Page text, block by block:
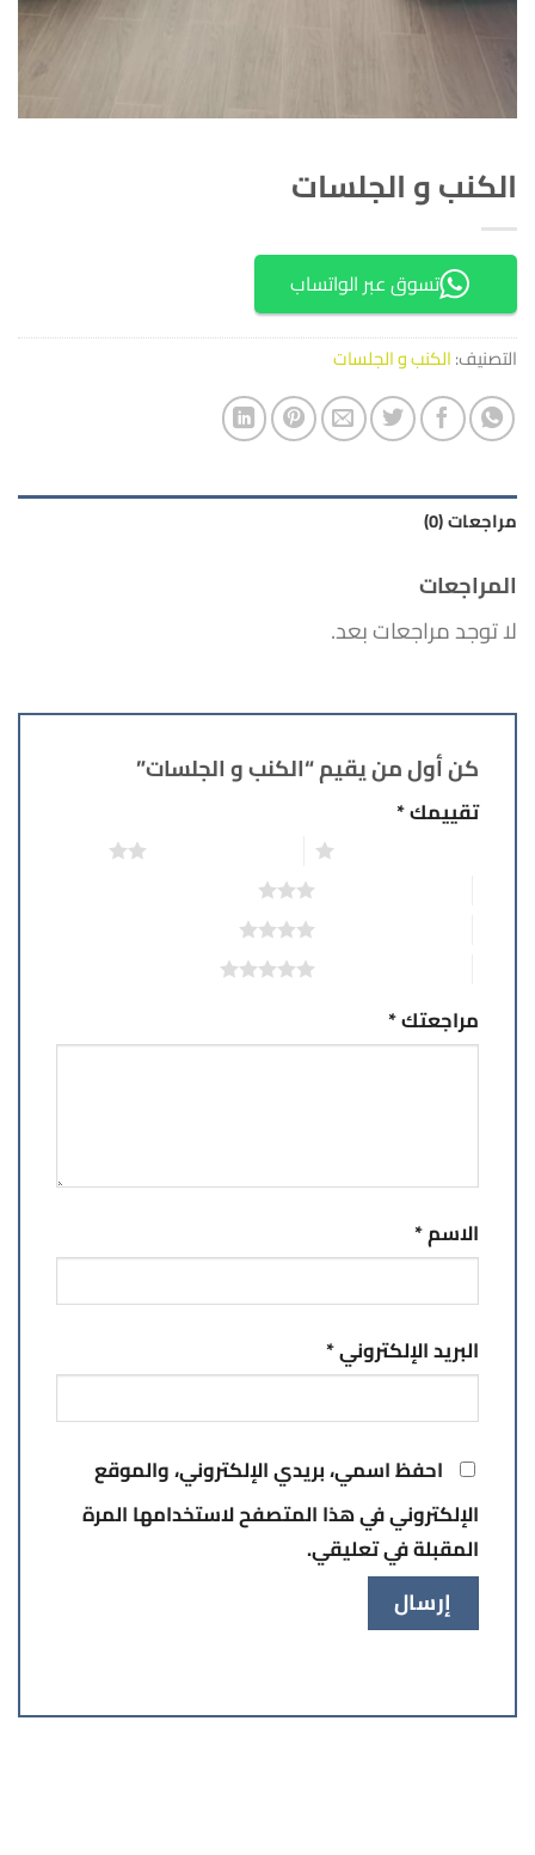
الكنب و الجلسات
تسوق عبر الواتساب
التصنيف:الكنب و الجلسات
مراجعات (0)
المراجعات
لا توجد مراجعات بعد.
كن أول من يقيم “الكنب و الجلسات”
تقييمك*
مراجعتك*
الاسم*
البريد الإلكتروني*
احفظ اسمي، بريدي الإلكتروني، والموقع
الإلكتروني في هذا المتصفح لاستخدامها المرة
المقبلة في تعليقي.